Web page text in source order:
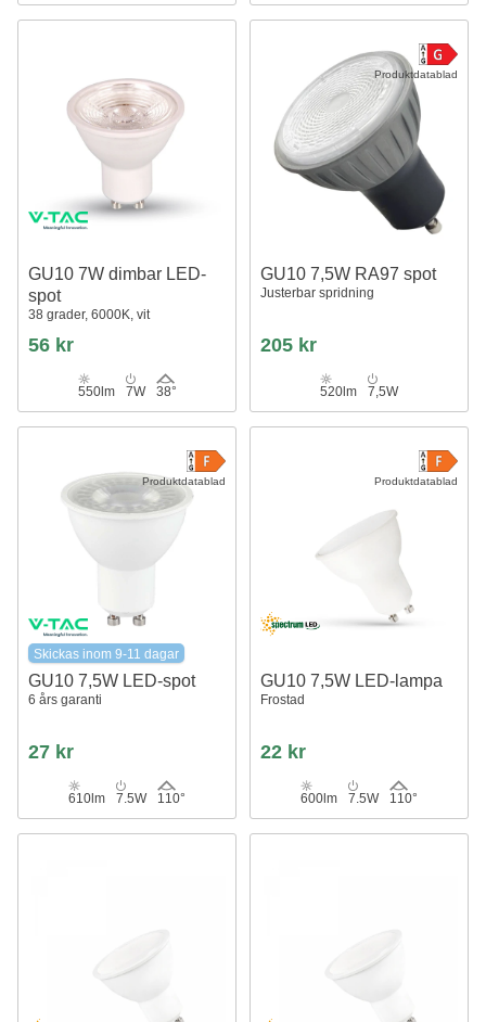
GU10 7W dimbar LED-
spot
38 grader, 6000K, vit
56 kr
550lm 7W 38°
Produktdatablad
GU10 7,5W RA97 spot
Justerbar spridning
205 kr
520lm 7,5W
Produktdatablad
Skickas inom 9-11 dagar
GU10 7,5W LED-spot
6 års garanti
27 kr
610lm 7.5W 110°
Produktdatablad
GU10 7,5W LED-lampa
Frostad
22 kr
600lm 7.5W 110°